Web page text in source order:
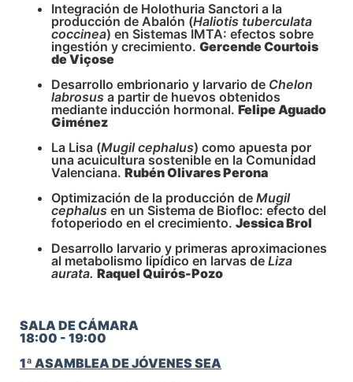
Integración de Holothuria Sanctori a la
producción de Abalón (Haliotis tuberculata
coccinea) en Sistemas IMTA: efectos sobre
ingestión y crecimiento. Gercende Courtois
de Viçose
Desarrollo embrionario y larvario de Chelon
labrosus a partir de huevos obtenidos
mediante inducción hormonal. Felipe Aguado
Giménez
La Lisa (Mugil cephalus) como apuesta por
una acuicultura sostenible en la Comunidad
Valenciana. Rubén Olivares Perona
Optimización de la producción de Mugil
cephalus en un Sistema de Biofloc: efecto del
fotoperiodo en el crecimiento. Jessica Brol
Desarrollo larvario y primeras aproximaciones
al metabolismo lipídico en larvas de Liza
aurata. Raquel Quirós-Pozo
SALA DE CÁMARA
18:00 - 19:00
1ª ASAMBLEA DE JÓVENES SEA